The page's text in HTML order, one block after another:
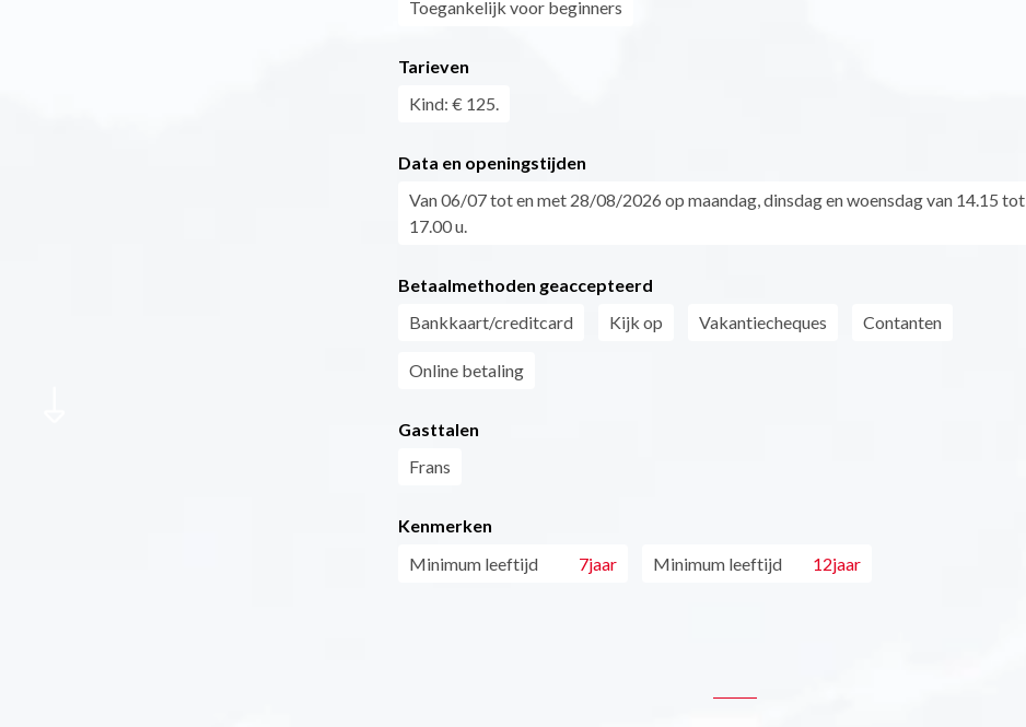
Toegankelijk voor beginners
Tarieven
Kind: € 125.
Data en openingstijden
Van 06/07 tot en met 28/08/2026 op maandag, dinsdag en woensdag van 14.15 tot
17.00 u.
Betaalmethoden geaccepteerd
Bankkaart/creditcard
Kijk op Vakantiecheques Contanten
Online betaling
Gasttalen
Frans
Kenmerken
Minimum leeftijd
7jaar Minimum leeftijd 12jaar